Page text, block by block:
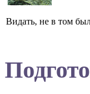
Видать, не в том